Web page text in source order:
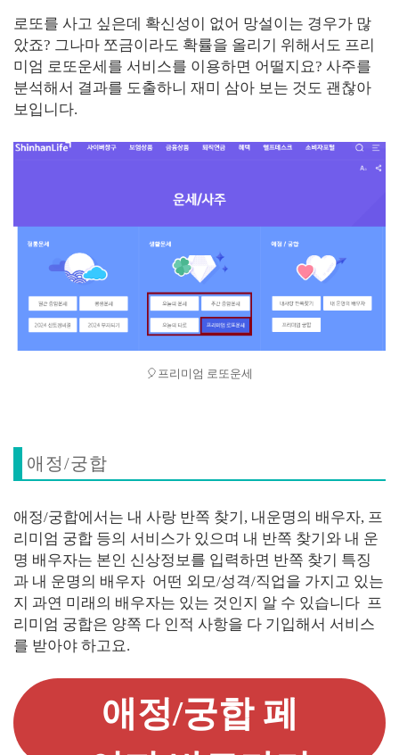
로또를 사고 싶은데 확신성이 없어 망설이는 경우가 많
았죠? 그나마 쪼금이라도 확률을 올리기 위해서도 프리
미엄 로또운세를 서비스를 이용하면 어떨지요? 사주를
분석해서 결과를 도출하니 재미 삼아 보는 것도 괜찮아
보입니다.
🎈프리미엄 로또운세
애정/궁합
애정/궁합에서는 내 사랑 반쪽 찾기, 내운명의 배우자, 프
리미엄 궁합 등의 서비스가 있으며 내 반쪽 찾기와 내 운
명 배우자는 본인 신상정보를 입력하면 반쪽 찾기 특징
과 내 운명의 배우자 어떤 외모/성격/직업을 가지고 있는
지 과연 미래의 배우자는 있는 것인지 알 수 있습니다 프
리미엄 궁합은 양쪽 다 인적 사항을 다 기입해서 서비스
를 받아야 하고요.
애정/궁합 페